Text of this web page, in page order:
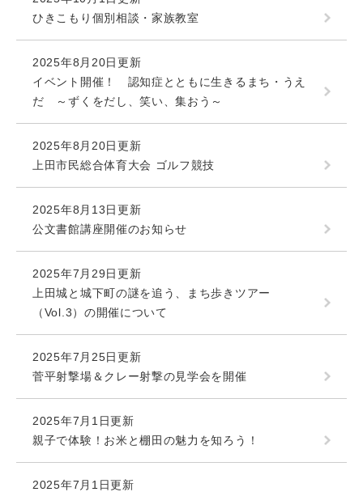
ひきこもり個別相談・家族教室
2025年8月20日更新
イベント開催！ 認知症とともに生きるまち・うえ
だ ～ずくをだし、笑い、集おう～
2025年8月20日更新
上田市民総合体育大会 ゴルフ競技
2025年8月13日更新
公文書館講座開催のお知らせ
2025年7月29日更新
上田城と城下町の謎を追う、まち歩きツアー
（Vol.3）の開催について
2025年7月25日更新
菅平射撃場＆クレー射撃の見学会を開催
2025年7月1日更新
親子で体験！お米と棚田の魅力を知ろう！
2025年7月1日更新